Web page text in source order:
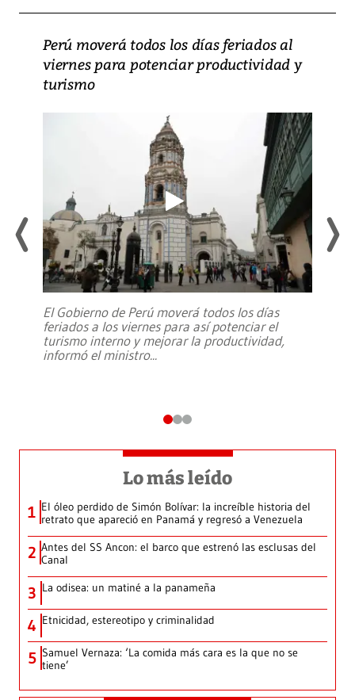
Perú moverá todos los días feriados al
viernes para potenciar productividad y
turismo
El Gobierno de Perú moverá todos los días
feriados a los viernes para así potenciar el
turismo interno y mejorar la productividad,
informó el ministro...
Lo más leído
1 El óleo perdido de Simón Bolívar: la increíble historia del
retrato que apareció en Panamá y regresó a Venezuela
2 Antes del SS Ancon: el barco que estrenó las esclusas del
Canal
3 La odisea: un matiné a la panameña
4 Etnicidad, estereotipo y criminalidad
5 Samuel Vernaza: ‘La comida más cara es la que no se
tiene’